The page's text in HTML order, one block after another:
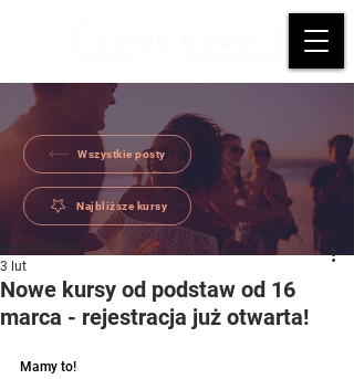
Wszystkie posty
Najbliższe kursy
Nowe kursy od podstaw od 16
marca - rejestracja już otwarta!
3 lut
Mamy to!